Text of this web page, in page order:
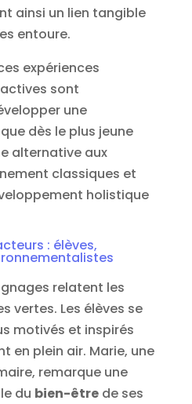
ainsi un lien tangible
entoure.
expériences
sont
une
dès le plus jeune
alternative aux
classiques et
holistique
: élèves,
relatent les
vertes. Les élèves se
motivés et inspirés
en plein air. Marie, une
remarque une
du bien-êtrede ses